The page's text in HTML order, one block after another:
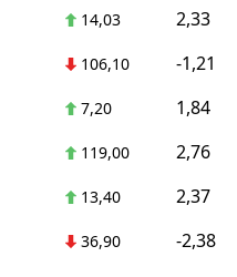
14,03 2,33
106,10 -1,21
7,20 1,84
119,00 2,76
13,40 2,37
36,90 -2,38